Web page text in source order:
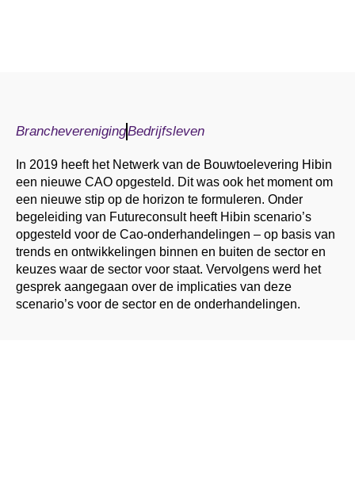
BrancheverenigingBedrijfsleven
In 2019 heeft het Netwerk van de Bouwtoelevering Hibin
een nieuwe CAO opgesteld. Dit was ook het moment om
een nieuwe stip op de horizon te formuleren. Onder
begeleiding van Futureconsult heeft Hibin scenario’s
opgesteld voor de Cao-onderhandelingen – op basis van
trends en ontwikkelingen binnen en buiten de sector en
keuzes waar de sector voor staat. Vervolgens werd het
gesprek aangegaan over de implicaties van deze
scenario’s voor de sector en de onderhandelingen.